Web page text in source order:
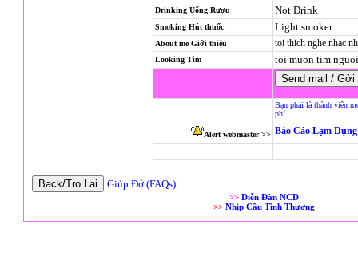
Drinking Uống Rượu Not Drink
Smoking Hút thuốc Light smoker
About me Giới thiệu toi thich nghe nhac
Looking Tìm toi muon tim
Bạn phải là thành viên
phí
Alert webmaster >> Báo Cáo Lạm
Giúp Đở (FAQs)
>> Diễn Đàn NCD
>> Nhịp Cầu Tình Thương